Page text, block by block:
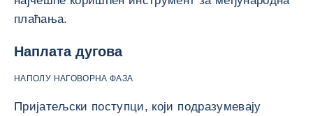
плаћања.
Наплата дугова
НАПОЛУ НАГОВОРНА ФАЗА
Пријатељски поступци, који подразумевају